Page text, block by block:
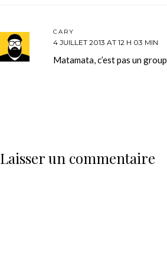
CARY
4 JUILLET 2013 AT 12 H 03 MIN
Matamata, c’est pas un
Laisser un commentaire